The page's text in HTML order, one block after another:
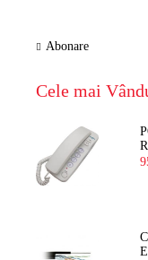
Abonare
Cele mai